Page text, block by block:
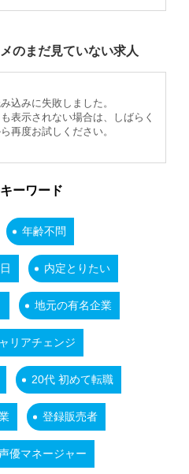
のまだ見ていない求人
込みに失敗しました。
表示されない場合は、しばらく
再度お試しください。
ーワード
年齢不問
内定とりたい
地元の有名企業
リアチェンジ
20代 初めて転職
登録販売者
優マネージャー